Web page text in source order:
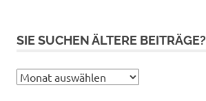
Out of office. Out of drama.
Erholung.
SIE SUCHEN ÄLTERE BEITRÄGE?
Sie